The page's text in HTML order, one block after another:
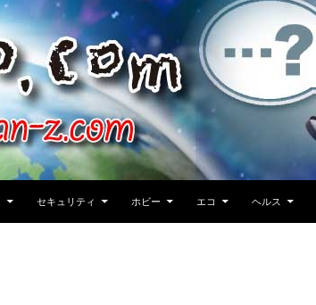
セキュリティ ホビー エコ ヘルス